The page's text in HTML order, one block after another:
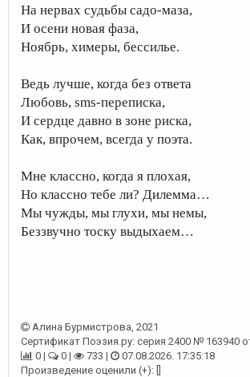
На нервах судьбы садо-маза,
И осени новая фаза,
Ноябрь, химеры, бессилье.
Ведь лучше, когда без ответа
Любовь, sms-переписка,
И сердце давно в зоне риска,
Как, впрочем, всегда у поэта.
Мне классно, когда я плохая,
Но классно тебе ли? Дилемма…
Мы чужды, мы глухи, мы немы,
Беззвучно тоску выдыхаем…
Алина Бурмистрова, 2021
Сертификат Поэзия.ру: серия 2400 № 163940
0 |
0 | 733 |
07.08.2026. 17:35:18
Произведение оценили (+): []